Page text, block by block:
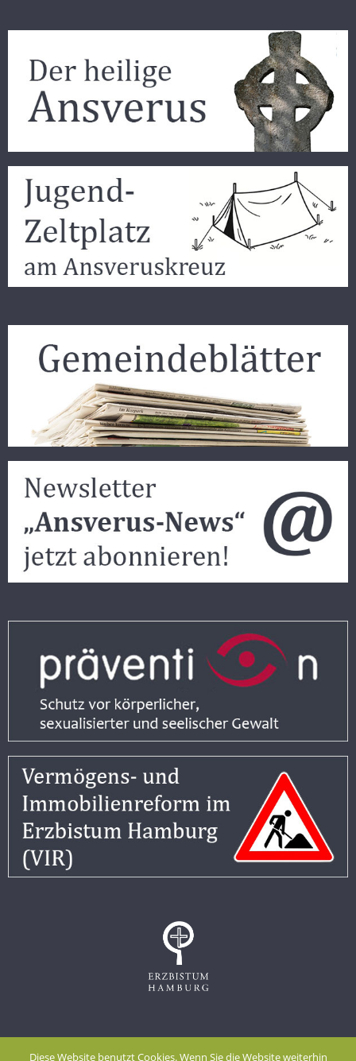
Impressum
Datenschutzerklärung
Diese Website benutzt Cookies. Wenn Sie die Website weiterhin